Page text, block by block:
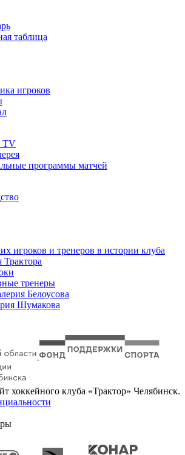
таблица
игроков
TV
программы матчей
игроков и тренеров в истории клуба
Трактора
тренеры
Белоусова
Шумакова
хоккейного клуба «Трактор» Челябинск.